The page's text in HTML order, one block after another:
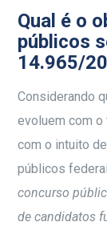
Qual é o
públicos
14.965/
Considerando
evoluem com
com o intuito
públicos
concurso
de candidatos